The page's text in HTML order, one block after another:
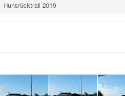
Hunsrücktrail 2019